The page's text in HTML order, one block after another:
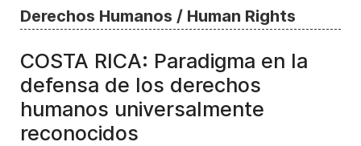
Derechos Humanos / Human Rights
COSTA RICA: Paradigma en la
defensa de los derechos
humanos universalmente
reconocidos